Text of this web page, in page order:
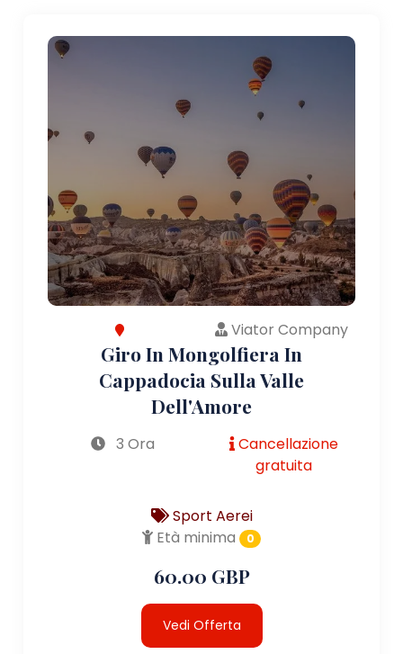
Viator Company
Giro In Mongolfiera In
Cappadocia Sulla Valle
Dell'Amore
3 Ora
Cancellazione
gratuita
Sport Aerei
Età minima
0
60.00 GBP
Vedi Offerta